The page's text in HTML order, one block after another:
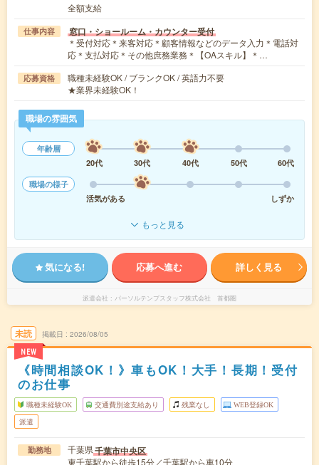
全額支給
仕事内容 窓口・ショールーム・カウンター受付
＊受付対応＊来客対応＊顧客情報などのデータ入力＊電話対
応＊支払対応＊その他庶務業務＊【OAスキル】＊…
応募資格
職種未経験OK / ブランクOK / 英語力不要
★業界未経験OK！
職場の雰囲気
年齢層
20代
30代 40代 50代
60代
職場の様子
活気がある
しずか
もっと見る
気になる! 応募へ進む 詳しく見る
派遣会社 パーソルテンプスタッフ株式会社 首都圏
未読
NEW
掲載日 2026/08/05
《時間相談OK！》車もOK！大手！長期！受付
のお仕事
職種未経験OK 交通費別途支給あり 残業なし WEB登録OK
派遣
勤務地 千葉県千葉市中央区
東千葉駅から徒歩15分／千葉駅から車10分